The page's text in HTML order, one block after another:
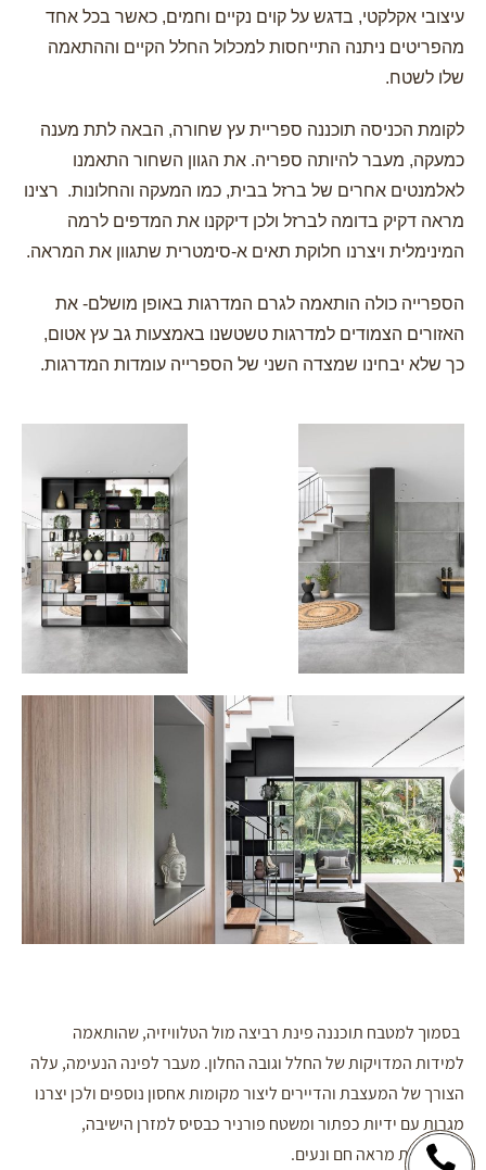
עיצובי אקלקטי, בדגש על קוים נקיים וחמים, כאשר בכל אחד
מהפריטים ניתנה התייחסות למכלול החלל הקיים וההתאמה
שלו לשטח.
לקומת הכניסה תוכננה ספריית עץ שחורה, הבאה לתת מענה
כמעקה, מעבר להיותה ספריה. את הגוון השחור התאמנו
לאלמנטים אחרים של ברזל בבית, כמו המעקה והחלונות. רצינו
מראה דקיק בדומה לברזל ולכן דיקקנו את המדפים לרמה
המינימלית ויצרנו חלוקת תאים א-סימטרית שתגוון את המראה.
הספרייה כולה הותאמה לגרם המדרגות באופן מושלם- את
האזורים הצמודים למדרגות טשטשנו באמצעות גב עץ אטום,
כך שלא יבחינו שמצדה השני של הספרייה עומדות המדרגות.
בסמוך למטבח תוכננה פינת רביצה מול הטלוויזיה, שהותאמה
למידות המדויקות של החלל וגובה החלון. מעבר לפינה הנעימה, עלה
הצורך של המעצבת והדיירים ליצור מקומות אחסון נוספים ולכן יצרנו
מגרות עם ידיות כפתור ומשטח פורניר כבסיס למזרן הישיבה,
המעניקות מראה חם ונעים.